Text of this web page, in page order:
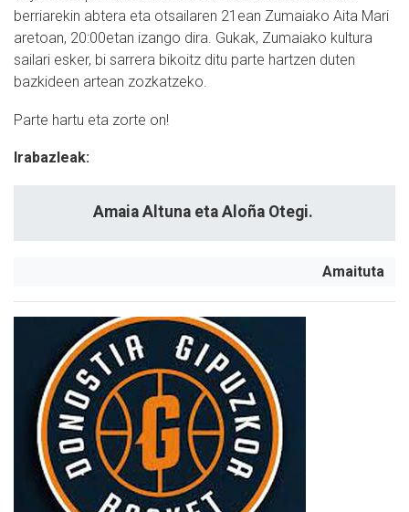
berriarekin abtera eta otsailaren 21ean Zumaiako Aita Mari
aretoan, 20:00etan izango dira. Gukak, Zumaiako kultura
sailari esker, bi sarrera bikoitz ditu parte hartzen duten
bazkideen artean zozkatzeko.
Parte hartu eta zorte on!
Irabazleak:
Amaia Altuna eta Aloña Otegi.
Amaituta